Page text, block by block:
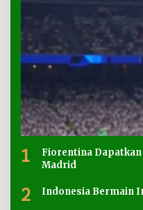
1
Fiorentina
Madrid
2 Indonesia Bermain